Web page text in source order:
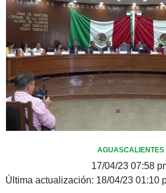
AGUASCALIENTES
17/04/23 07:58
Última actualización: 18/04/23 01:10